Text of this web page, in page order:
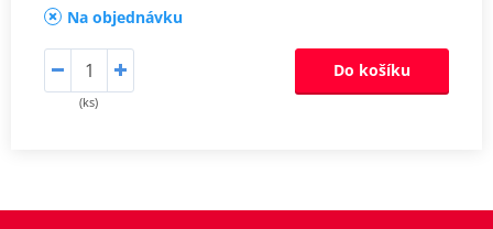
Na objednávku
(ks)
Do košíku